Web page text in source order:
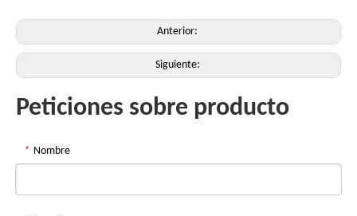
Anterior:
Siguiente:
Peticiones sobre producto
* Nombre